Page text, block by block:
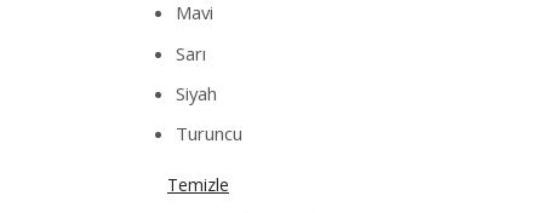
Mavi
Sarı
Siyah
Turuncu
Temizle